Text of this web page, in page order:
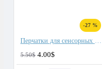
-27 %
Перчатки для сенсорных экранов мужские softshell, подкладка флис, непромокаемые
5.50$ 4.00$